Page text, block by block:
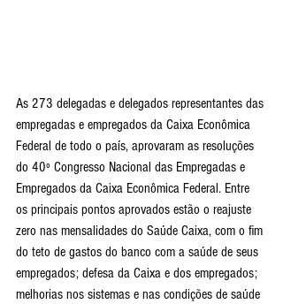
As 273 delegadas e delegados representantes das
empregadas e empregados da Caixa Econômica
Federal de todo o país, aprovaram as resoluções
do 40º Congresso Nacional das Empregadas e
Empregados da Caixa Econômica Federal. Entre
os principais pontos aprovados estão o reajuste
zero nas mensalidades do Saúde Caixa, com o fim
do teto de gastos do banco com a saúde de seus
empregados; defesa da Caixa e dos empregados;
melhorias nos sistemas e nas condições de saúde